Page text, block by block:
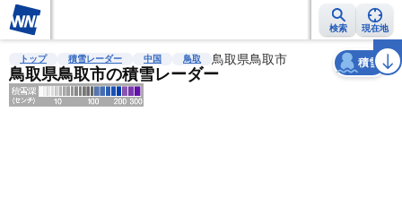
検索 現在地
雨雲レーダー 台風情報 地震情報 警報・注意報 2週間天気 ラ
トップ 積雪レーダー 中国 鳥取 鳥取県鳥取市
鳥取県鳥取市の積雪レーダー
積雪
天気 台風